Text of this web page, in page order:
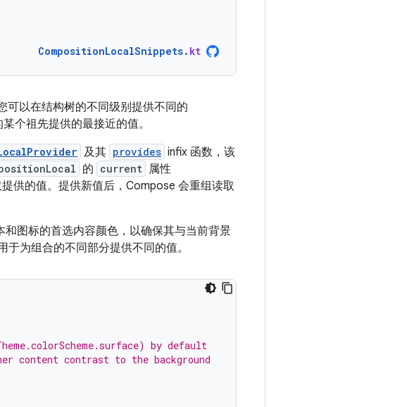
CompositionLocalSnippets. kt
可以在结构树的不同级别提供不同的
个祖先提供的最接近的值。
及其 provides infix 函数，该
的 current 属性
供的值。提供新值后，Compose 会重组读取
和图标的首选内容颜色，以确保其与当前背景
于为组合的不同部分提供不同的值。
by default
content contrast to the background